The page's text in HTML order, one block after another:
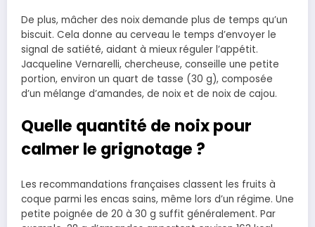
De plus, mâcher des noix demande plus de temps qu’un
biscuit. Cela donne au cerveau le temps d’envoyer le
signal de satiété, aidant à mieux réguler l’appétit.
Jacqueline Vernarelli, chercheuse, conseille une petite
portion, environ un quart de tasse (30 g), composée
d’un mélange d’amandes, de noix et de noix de cajou.
Quelle quantité de noix pour
calmer le grignotage ?
Les recommandations françaises classent les fruits à
coque parmi les encas sains, même lors d’un régime. Une
petite poignée de 20 à 30 g suffit généralement. Par